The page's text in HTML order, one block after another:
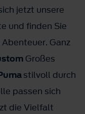
jetzt unsere
und finden Sie
Ganz
Großes
stilvoll durch
passen sich
die Vielfalt